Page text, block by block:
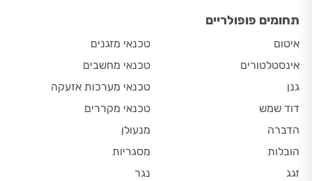
תחומים פופולריים
איטום
אינסטלטורים
גנן
דוד שמש
הדברה
הובלות
זגג
טכנאי מזגנים
טכנאי מחשבים
טכנאי מערכות אזעקה
טכנאי מקררים
מנעולן
מסגריות
נגר